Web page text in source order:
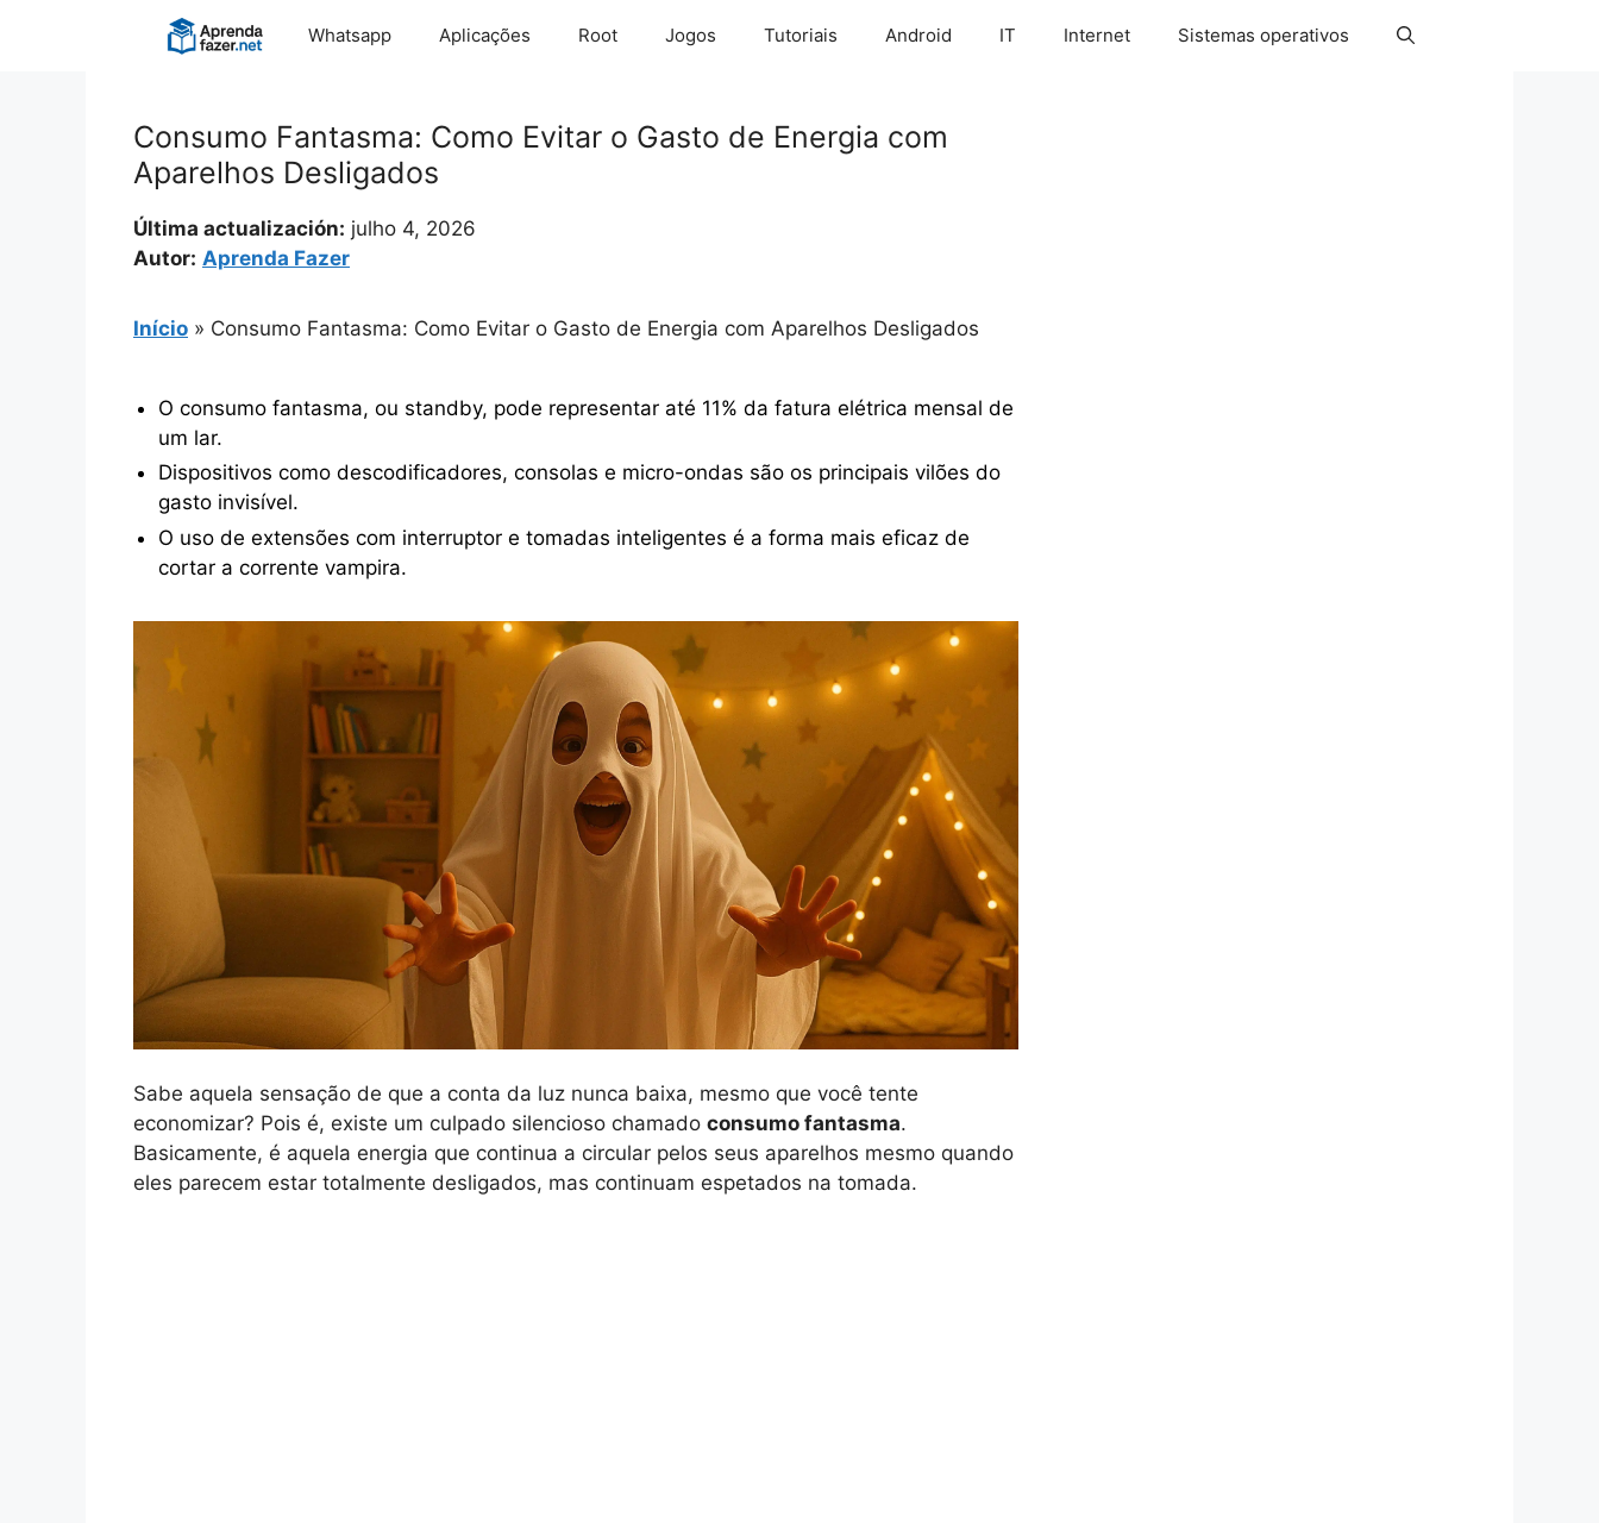
Whatsapp Aplicações Root Jogos Tutoriais Android IT Internet Sistemas operativos
Consumo Fantasma: Como Evitar o Gasto de Energia com
Aparelhos Desligados
Última actualización: julho 4, 2026
Autor: Aprenda Fazer
Início » Consumo Fantasma: Como Evitar o Gasto de Energia com Aparelhos Desligados
O consumo fantasma, ou standby, pode representar até 11% da fatura elétrica mensal de
um lar.
Dispositivos como descodificadores, consolas e micro-ondas são os principais vilões do
gasto invisível.
O uso de extensões com interruptor e tomadas inteligentes é a forma mais eficaz de
cortar a corrente vampira.
Sabe aquela sensação de que a conta da luz nunca baixa, mesmo que você tente
economizar? Pois é, existe um culpado silencioso chamado consumo fantasma.
Basicamente, é aquela energia que continua a circular pelos seus aparelhos mesmo quando
eles parecem estar totalmente desligados, mas continuam espetados na tomada.